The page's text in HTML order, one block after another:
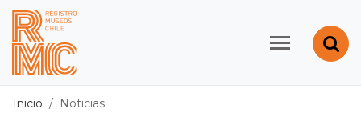
Contenido principal
Registro de Museos
Inicio Noticias